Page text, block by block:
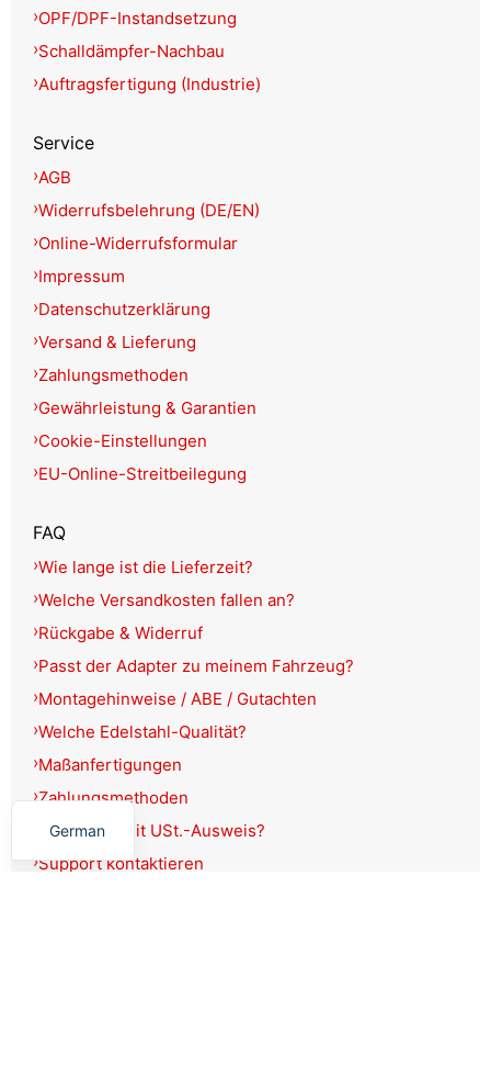
OPF/DPF-Instandsetzung
Schalldämpfer-Nachbau
Auftragsfertigung (Industrie)
Service
AGB
Widerrufsbelehrung (DE/EN)
Online-Widerrufsformular
Impressum
Datenschutzerklärung
Versand & Lieferung
Zahlungsmethoden
Gewährleistung & Garantien
Cookie-Einstellungen
EU-Online-Streitbeilegung
FAQ
Wie lange ist die Lieferzeit?
Welche Versandkosten fallen an?
Rückgabe & Widerruf
Passt der Adapter zu meinem Fahrzeug?
Montagehinweise / ABE / Gutachten
Welche Edelstahl-Qualität?
Maßanfertigungen
Zahlungsmethoden
Rechnung mit USt.-Ausweis?
Support kontaktieren
German
English